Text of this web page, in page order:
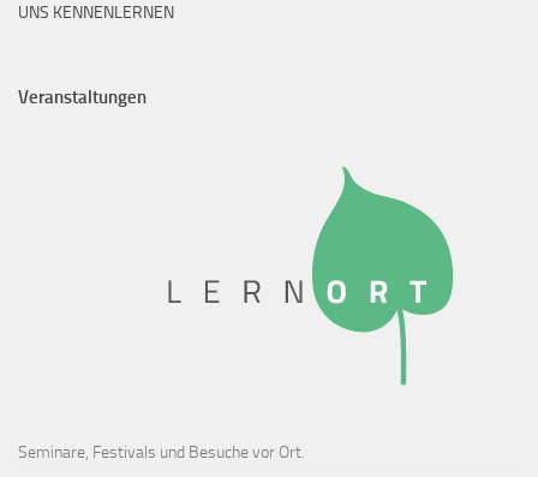
UNS KENNENLERNEN
Veranstaltungen
Seminare, Festivals und Besuche vor Ort.